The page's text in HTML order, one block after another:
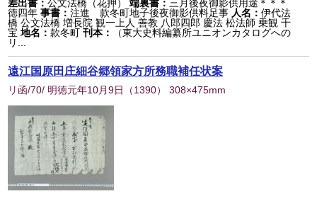
差出書：公文法橋（花押） 端裏書： 三月後夜御影供用途＊＊＊
徳四年 事書：注進 款冬町地子後夜御影供料足事 人名：伊代法
橋 公文法橋 増長院 観一上人 善教 八郎四郎 慶法 松法師 乗観 千
宝 地名：款冬町 刊本：
（東大史料編纂所ユニオンカタログへの
リ...
遠江国原田庄細谷郷領家方所務職補任状案
リ函/70/ 明徳元年10月9日 （1390） 308×475mm